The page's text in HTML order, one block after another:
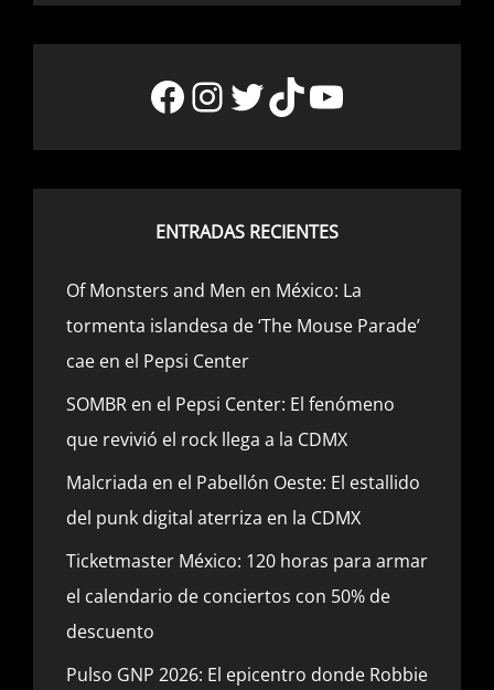
Facebook
Instagram
Twitter
TikTok
YouTube
ENTRADAS RECIENTES
Of Monsters and Men en México: La
tormenta islandesa de ‘The Mouse Parade’
cae en el Pepsi Center
SOMBR en el Pepsi Center: El fenómeno
que revivió el rock llega a la CDMX
Malcriada en el Pabellón Oeste: El estallido
del punk digital aterriza en la CDMX
Ticketmaster México: 120 horas para armar
el calendario de conciertos con 50% de
descuento
Pulso GNP 2026: El epicentro donde Robbie